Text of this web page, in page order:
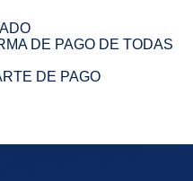
DE PAGO DE TODAS
DE PAGO